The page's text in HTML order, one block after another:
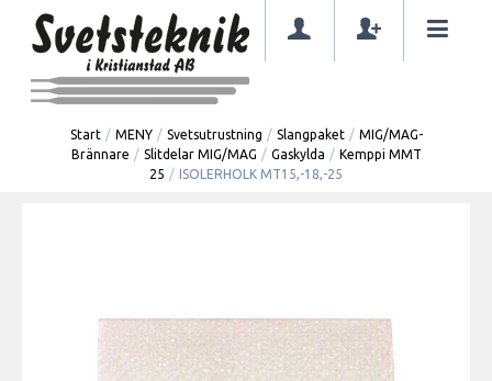
Start / MENY / Svetsutrustning / Slangpaket / MIG/MAG-
Brännare / Slitdelar MIG/MAG / Gaskylda / Kemppi MMT
25 / ISOLERHOLK MT15,-18,-25